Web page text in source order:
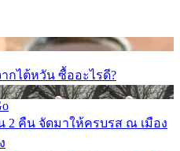
ากไต้หวัน ซื้ออะไรดี?
2 คืน จัดมาให้ครบรส ณ เมือง